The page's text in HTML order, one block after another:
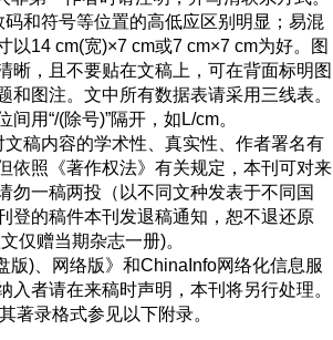
和符号等位置的高低应区别明显；易混
14 cm(宽)×7 cm或7 cm×7 cm为好。图
晰，且不要贴在文稿上，可在背面标明图
图注。文中所有数据表请采用三线表。
用“/(除号)”隔开，如L/cm。
稿内容的学术性、真实性、作者署名有
依照《著作权法》有关规定，本刊可对来
勿一稿两投（以不同文种发表于不同国
登的稿件本刊发退稿通知，恕不退还原
仅赠当期杂志一册)。
)、网络版》和ChinaInfo网络化信息服
者请在来稿时声明，本刊将另行处理。
著录格式参见以下附录。